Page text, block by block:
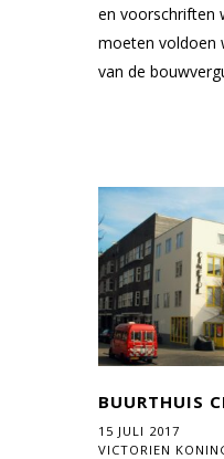
en voorschriften
moeten voldoen
van de
BUURTHUIS
15 JULI 2017
VICTORIEN